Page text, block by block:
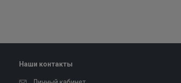
Наши контакты